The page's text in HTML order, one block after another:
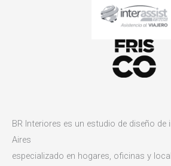
BR Interiores es un estudio de diseño de
Aires
especializado en hogares, oficinas y